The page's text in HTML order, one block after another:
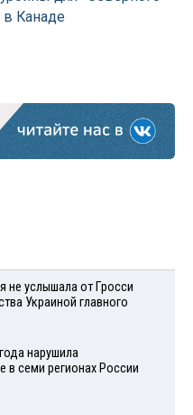
в Канаде
не услышала от Гросси
Украиной главного
нарушила
в семи регионах России